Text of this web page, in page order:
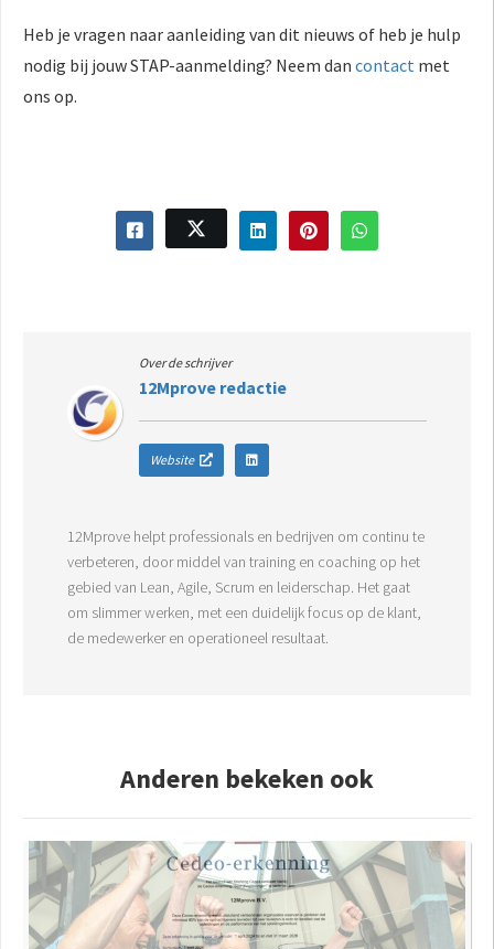
Heb je vragen naar aanleiding van dit nieuws of heb je hulp
nodig bij jouw STAP-aanmelding? Neem dan contact met
ons op.
Over de schrijver
12Mprove redactie
Website
12Mprove helpt professionals en bedrijven om continu te
verbeteren, door middel van training en coaching op het
gebied van Lean, Agile, Scrum en leiderschap. Het gaat
om slimmer werken, met een duidelijk focus op de klant,
de medewerker en operationeel resultaat.
Anderen bekeken ook